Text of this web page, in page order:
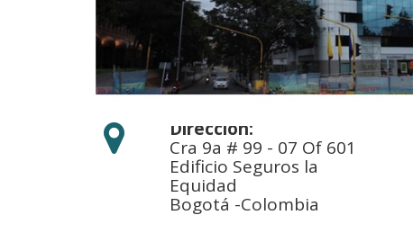
Dirección:
Cra 9a # 99 - 07 Of 601
Edificio Seguros la
Equidad
Bogotá -Colombia
